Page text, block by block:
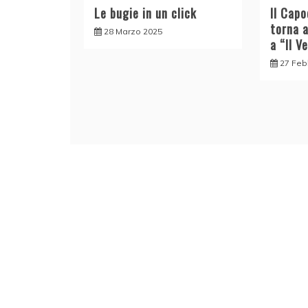
Le bugie in un click
28 Marzo 2025
Il
torna
a “Il
27